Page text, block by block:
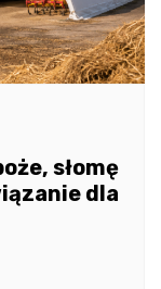
słomę
dla